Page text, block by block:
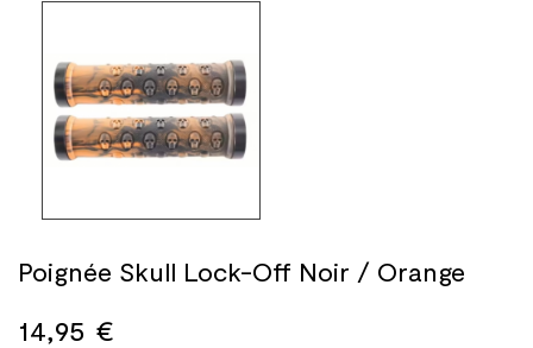
Poignée Skull Lock-Off Noir / Orange
14,95 €